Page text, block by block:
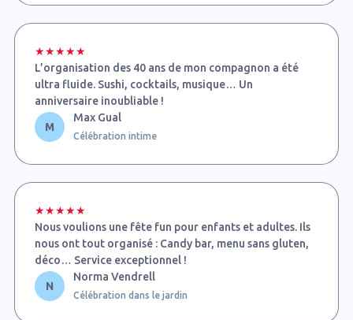
★★★★★
L’organisation des 40 ans de mon compagnon a été
ultra fluide. Sushi, cocktails, musique… Un
anniversaire inoubliable !
M
Max Gual
Célébration intime
★★★★★
Nous voulions une fête fun pour enfants et adultes. Ils
nous ont tout organisé : Candy bar, menu sans gluten,
déco… Service exceptionnel !
N
Norma Vendrell
Célébration dans le jardin